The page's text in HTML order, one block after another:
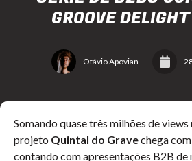
GROOVE
Otávio Apovian
Somando quase três milhões de views
projeto Quintal do Gravechega
contando com apresentações B2B